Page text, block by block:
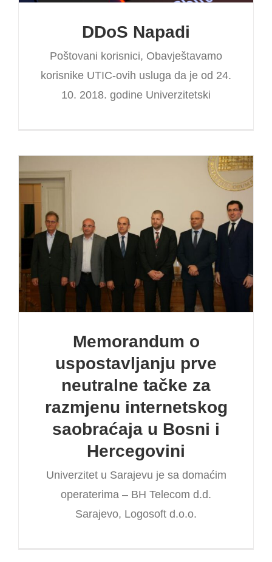
DDoS Napadi
Poštovani korisnici, Obavještavamo
korisnike UTIC-ovih usluga da je od 24.
10. 2018. godine Univerzitetski
Memorandum o
uspostavljanju prve
neutralne tačke za
razmjenu internetskog
saobraćaja u Bosni i
Hercegovini
Univerzitet u Sarajevu je sa domaćim
operaterima – BH Telecom d.d.
Sarajevo, Logosoft d.o.o.